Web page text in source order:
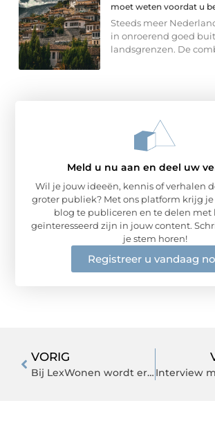
moet weten voordat u
Steeds meer
in onroerend goed
landsgrenzen. De
Meld u nu aan en deel uw
Wil je jouw ideeën, kennis of verhalen
groter publiek? Met ons platform krijg je
blog te publiceren en te delen met
geïnteresseerd zijn in jouw content.
je stem horen!
Registreer u vandaag
VORIG
Bij LexWonen wordt er veel informatie gegeven omtrent zaken in de woningmarkt